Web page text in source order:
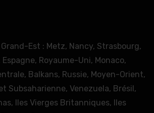
Est : Metz, Nancy, Strasbourg,
Royaume-Uni, Monaco,
Balkans, Russie, Moyen-Orient,
Subsaharienne, Venezuela, Brésil,
Iles Vierges Britanniques, Iles